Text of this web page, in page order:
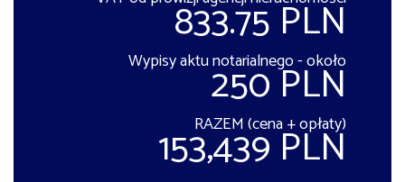
833.75 PLN
Wypisy aktu notarialnego - około
250 PLN
RAZEM (cena + opłaty)
153,439 PLN